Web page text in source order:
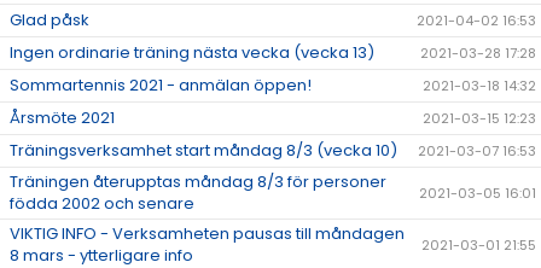
Glad påsk 2021-04-02 16:53
Ingen ordinarie träning nästa vecka (vecka 13) 2021-03-28 17:28
Sommartennis 2021 - anmälan öppen! 2021-03-18 14:32
Årsmöte 2021 2021-03-15 12:23
Träningsverksamhet start måndag 8/3 (vecka 10) 2021-03-07 16:53
Träningen återupptas måndag 8/3 för personer
födda 2002 och senare
2021-03-05 16:01
VIKTIG INFO - Verksamheten pausas till måndagen
8 mars - ytterligare info
2021-03-01 21:55